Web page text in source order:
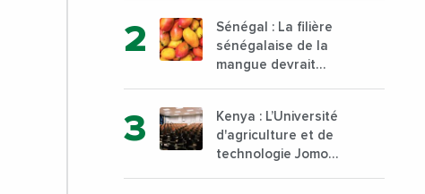
au sud du pays
Sénégal : La filière
sénégalaise de la
mangue devrait
000 tonnes produites
Kenya : L’Université
d'agriculture et de
technologie Jomo